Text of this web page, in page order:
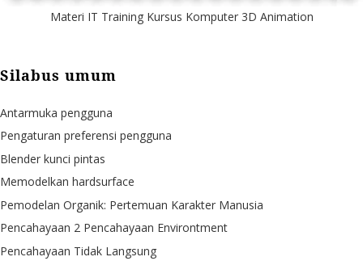
Materi IT Training Kursus Komputer 3D Animation
Silabus umum
Antarmuka pengguna
Pengaturan preferensi pengguna
Blender kunci pintas
Memodelkan hardsurface
Pemodelan Organik: Pertemuan Karakter Manusia
Pencahayaan 2 Pencahayaan Environtment
Pencahayaan Tidak Langsung